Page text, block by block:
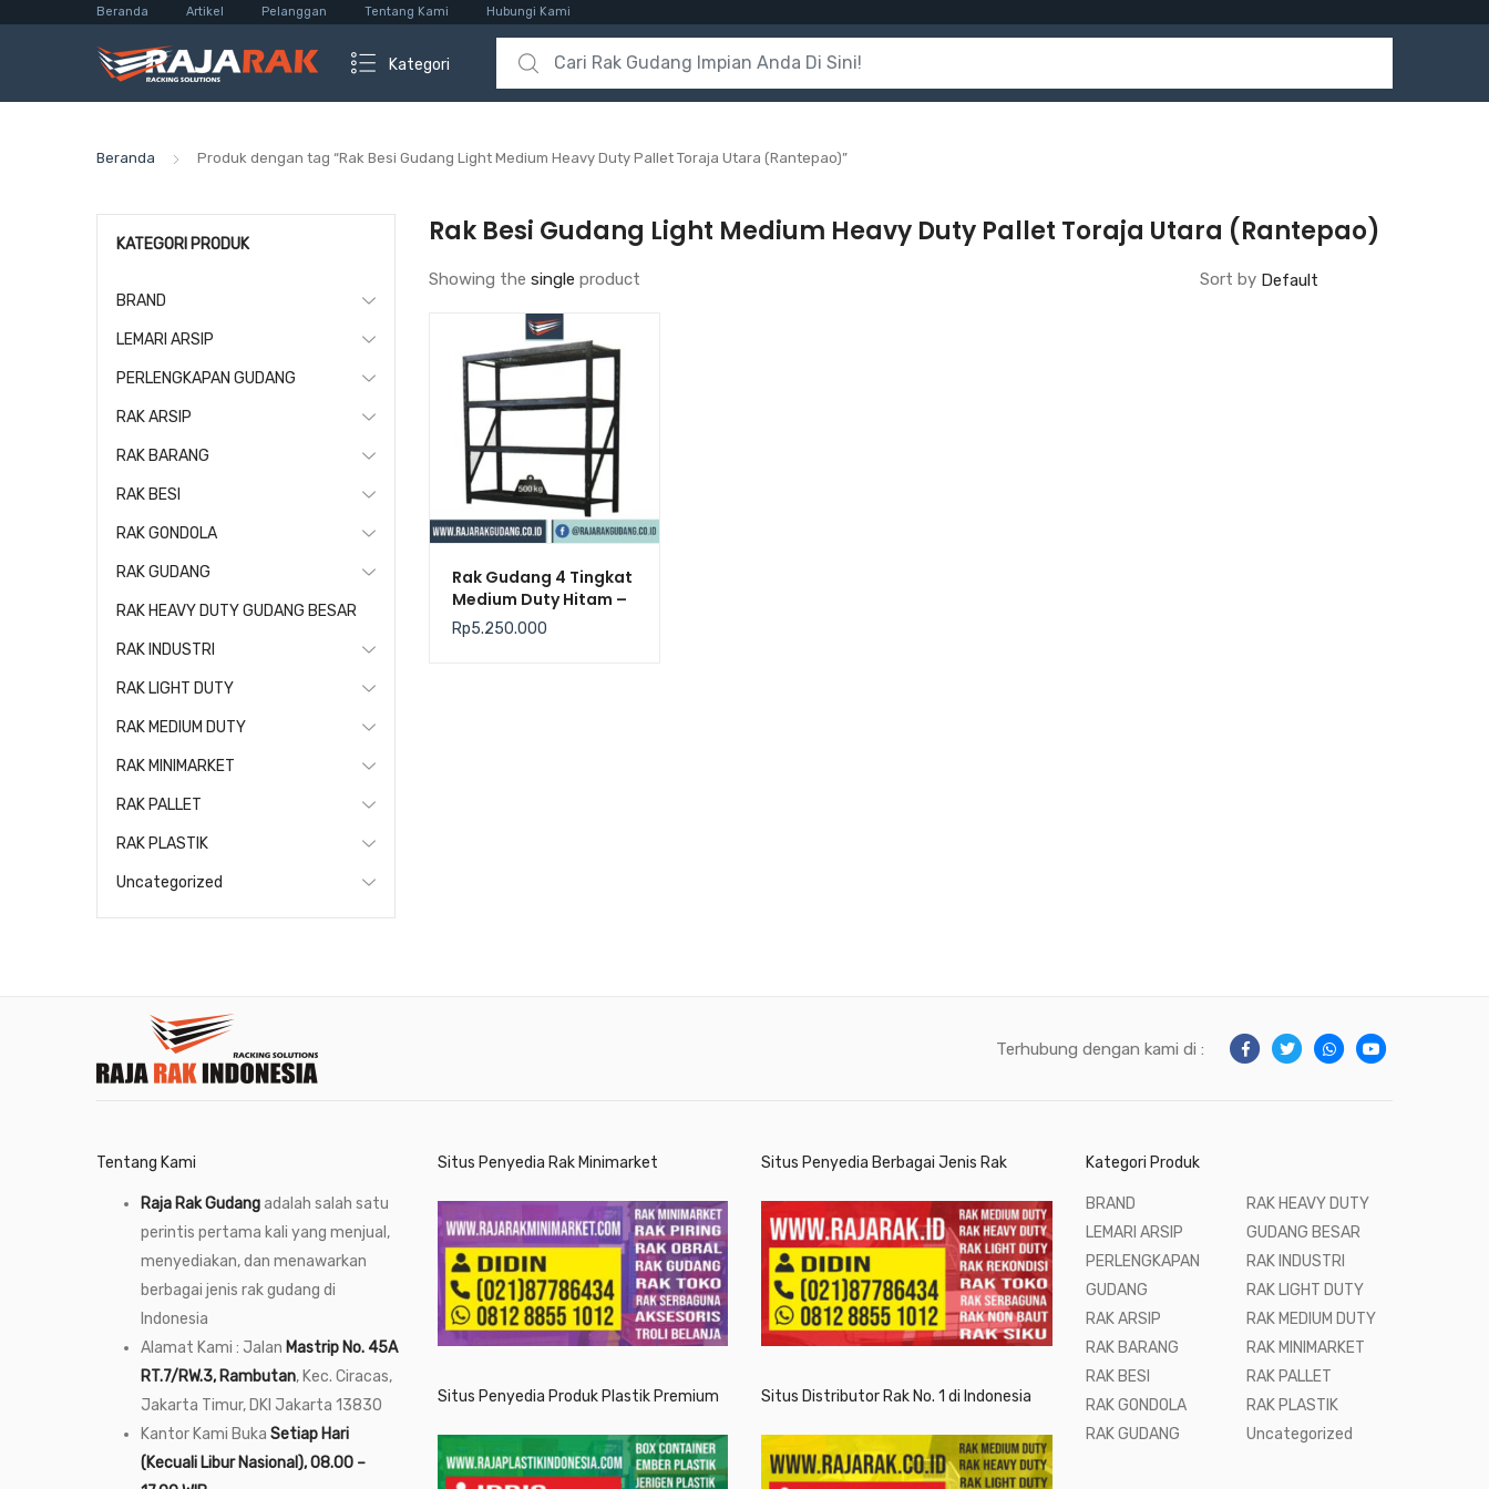
Beranda Artikel Pelanggan Tentang Kami Hubungi Kami
Kategori
Search for:
Beranda Produk dengan tag “Rak Besi Gudang Light Medium Heavy Duty Pallet Toraja Utara (Rantepao)”
Rak Besi Gudang Light Medium Heavy Duty Pallet Toraja Utara (Rantepao)
Showing the single product Sort by
Rak Gudang 4 Tingkat
Medium Duty Hitam –
Krisbow
Rp5.250.000
KATEGORI PRODUK
BRAND
LEMARI ARSIP
PERLENGKAPAN GUDANG
RAK ARSIP
RAK BARANG
RAK BESI
RAK GONDOLA
RAK GUDANG
RAK HEAVY DUTY GUDANG BESAR
RAK INDUSTRI
RAK LIGHT DUTY
RAK MEDIUM DUTY
RAK MINIMARKET
RAK PALLET
RAK PLASTIK
Uncategorized
Terhubung dengan kami di :
Tentang Kami
Raja Rak Gudangadalah salah satu
perintis pertama kali yang menjual,
menyediakan, dan menawarkan
berbagai jenis rak gudang di
Indonesia
Alamat Kami : Jalan Mastrip No. 45A
RT.7/RW.3, Rambutan, Kec. Ciracas,
Jakarta Timur, DKI Jakarta 13830
Kantor Kami Buka Setiap Hari
(Kecuali Libur Nasional), 08.00 –
Situs Penyedia Rak Minimarket
Situs Penyedia Produk Plastik Premium
Situs Penyedia Berbagai Jenis Rak
Situs Distributor Rak No. 1 di Indonesia
Kategori Produk
BRAND
LEMARI ARSIP
PERLENGKAPAN
GUDANG
RAK ARSIP
RAK BARANG
RAK BESI
RAK GONDOLA
RAK GUDANG
RAK HEAVY DUTY
GUDANG BESAR
RAK INDUSTRI
RAK LIGHT DUTY
RAK MEDIUM DUTY
RAK MINIMARKET
RAK PALLET
RAK PLASTIK
Uncategorized